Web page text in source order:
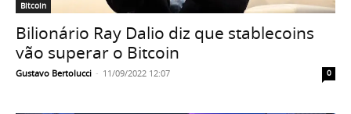
Bitcoin
Bilionário Ray Dalio diz que stablecoins
vão superar o Bitcoin
Gustavo Bertolucci - 11/09/2022 12:07 0